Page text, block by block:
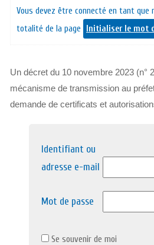
Vous devez être connecté en tant que
totalité de la page
Initialiser le mot
Un décret du 10 novembre 2023 (n°
mécanisme de transmission au
demande de certificats et
Identifiant ou
adresse e-mail
Mot de passe
Se souvenir de moi